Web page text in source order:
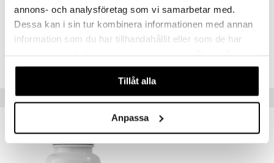
annons- och analysföretag som vi samarbetar med.
Dessa kan i sin tur kombinera informationen med annan
information som du har tillhandahållit eller som de har
våra cookies vid fortsatt användande av vår webbplats.
Tillåt alla
Anpassa
Artikelnr
HG2P1-AP-60
Tips till dig